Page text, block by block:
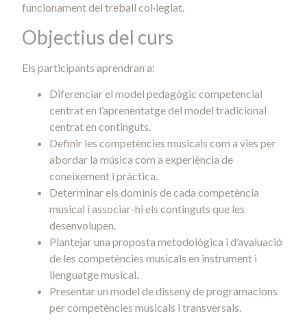
funcionament del treball col·legiat.
Objectius del curs
Els participants aprendran a:
Diferenciar el model pedagògic competencial
centrat en l’aprenentatge del model tradicional
centrat en continguts.
Definir les competències musicals com a vies per
abordar la música com a experiència de
coneixement i pràctica.
Determinar els dominis de cada competència
musical i associar-hi els continguts que les
desenvolupen.
Plantejar una proposta metodològica i d’avaluació
de les competències musicals en instrument i
llenguatge musical.
Presentar un model de disseny de programacions
per competències musicals i transversals.